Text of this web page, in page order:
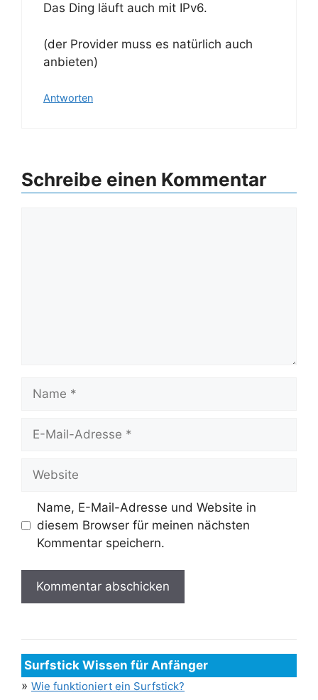
Das Ding läuft auch mit IPv6.
(der Provider muss es natürlich auch
anbieten)
Antworten
Schreibe einen Kommentar
Mail-
Name, E-Mail-Adresse und Website in
diesem Browser für meinen nächsten
Kommentar speichern.
Surfstick Wissen für Anfänger
» Wie funktioniert ein Surfstick?